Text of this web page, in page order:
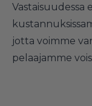
Vastaisuudessa
jotta voimme
pelaajamme